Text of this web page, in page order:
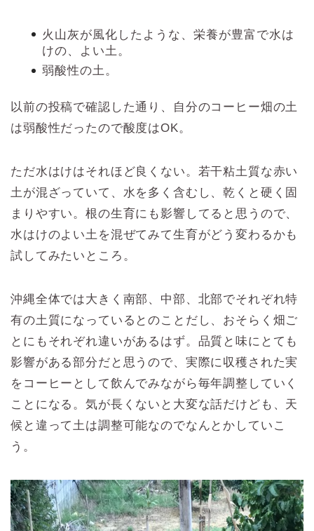
火山灰が風化したような、栄養が豊富で水は
けの、よい土。
弱酸性の土。
以前の投稿で確認した通り、自分のコーヒー畑の土
は弱酸性だったので酸度はOK。
ただ水はけはそれほど良くない。若干粘土質な赤い
土が混ざっていて、水を多く含むし、乾くと硬く固
まりやすい。根の生育にも影響してると思うので、
水はけのよい土を混ぜてみて生育がどう変わるかも
試してみたいところ。
沖縄全体では大きく南部、中部、北部でそれぞれ特
有の土質になっているとのことだし、おそらく畑ご
とにもそれぞれ違いがあるはず。品質と味にとても
影響がある部分だと思うので、実際に収穫された実
をコーヒーとして飲んでみながら毎年調整していく
ことになる。気が長くないと大変な話だけども、天
候と違って土は調整可能なのでなんとかしていこ
う。